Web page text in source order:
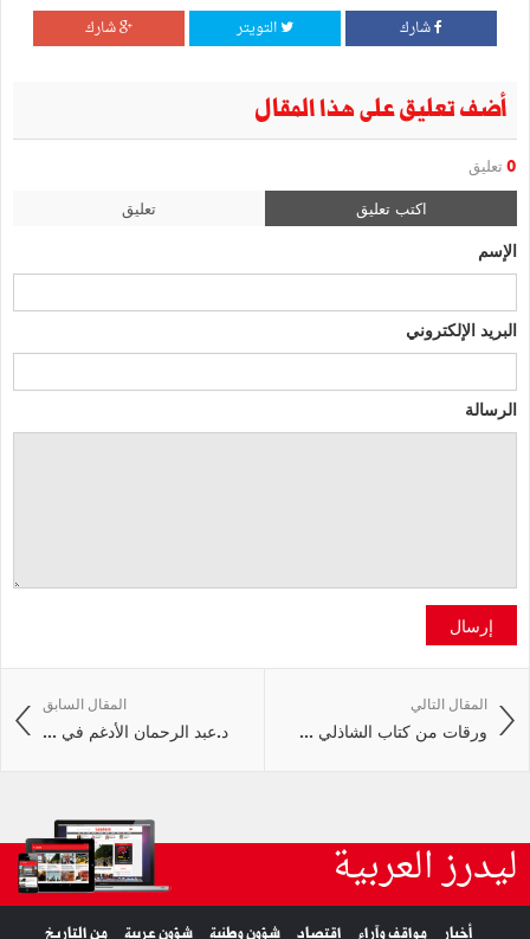
شارك التويتر شارك
أضف تعليق على هذا المقال
0 تعليق
اكتب تعليق تعليق
الإسم
البريد الإلكتروني
الرسالة
إرسال
المقال السابق
د.عبد الرحمان الأدغم في ...
المقال التالي
ورقات من كتاب الشاذلي ...
ليدرز العربية
أخبار مواقف وآراء اقتصاد شؤون وطنية شؤون عربية من التاريخ